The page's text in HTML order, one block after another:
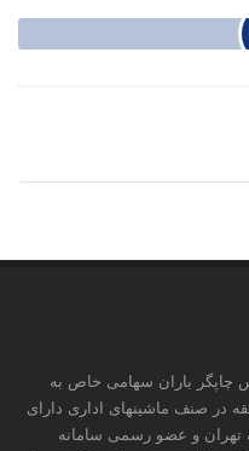
چاپگر باران سهامی خاص به
با بیش از 15سال سابقه در صنف ماشینهای اداری دارای
تهران و عضو رسمی سامانه